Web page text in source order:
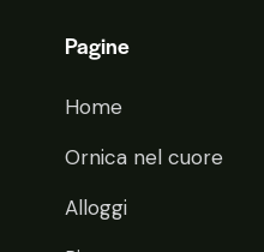
Pagine
Home
Ornica nel cuore
Alloggi